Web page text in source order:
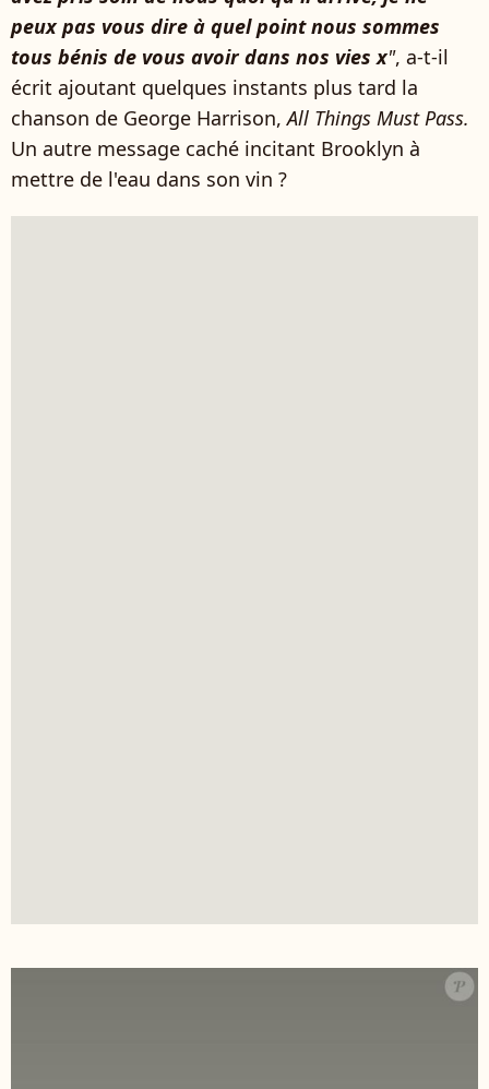
peux pas vous dire à quel point nous sommes
tous bénis de vous avoir dans nos vies x", a-t-il
écrit ajoutant quelques instants plus tard la
chanson de George Harrison,All Things Must Pass.
Un autre message caché incitant Brooklyn à
mettre de l'eau dans son vin ?